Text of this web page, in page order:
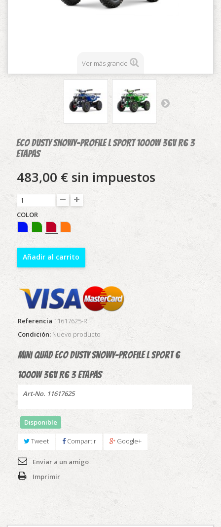
Ver más grande
ECO DUSTY Snowy-Profile L Sport 1000w 36v R6 3
etapas
483,00 € sin impuestos
COLOR
Añadir al carrito
Referencia 11617625-R
Condición: Nuevo producto
Mini quad Eco DUSTY Snowy-Profile L Sport 6
1000w 36v R6 3 etapas
Art-No. 11617625
Disponible
Tweet Compartir Google+
Enviar a un amigo
Imprimir